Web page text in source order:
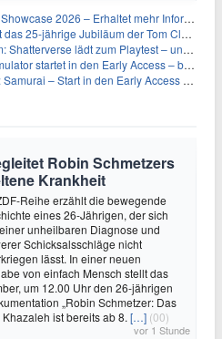
2026 – Erhaltet mehr Informationen
jährige Jubiläum der Tom Clancy’s Ghost Recon-Reihe
lädt zum Playtest – und erscheint schon bald!
startet in den Early Access – bald gehts los!
– Start in den Early Access ab heute im feudalen Japan
Robin Schmetzers
Krankheit
Reihe erzählt die bewegende
eines 26-Jährigen, der sich
unheilbaren Diagnose und
Schicksalsschläge nicht
lässt. In einer neuen
von einfach Mensch stellt das
um 12.00 Uhr den 26-jährigen
„Robin Schmetzer: Das
ist bereits ab 8. […] (00)
vor 1 Stunde